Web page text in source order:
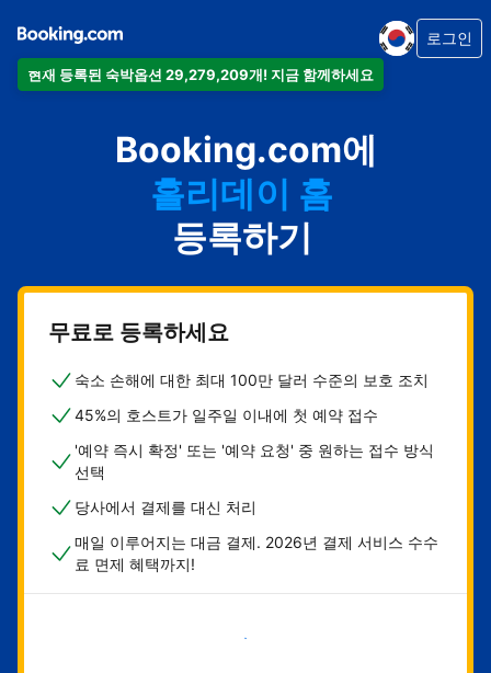
현재 등록된 숙박옵션 29,279,209개! 지금 함께하세요
로그인
Booking.com에
아파트
호텔
홀리데이 홈
게스트하우스
비앤비
등록하기
무료로 등록하세요
숙소 손해에 대한 최대 100만 달러 수준의 보호 조치
45%의 호스트가 일주일 이내에 첫 예약 접수
'예약 즉시 확정' 또는 '예약 요청' 중 원하는 접수 방식
선택
당사에서 결제를 대신 처리
매일 이루어지는 대금 결제. 2026년 결제 서비스 수수
료 면제 혜택까지!
지금 시작하기